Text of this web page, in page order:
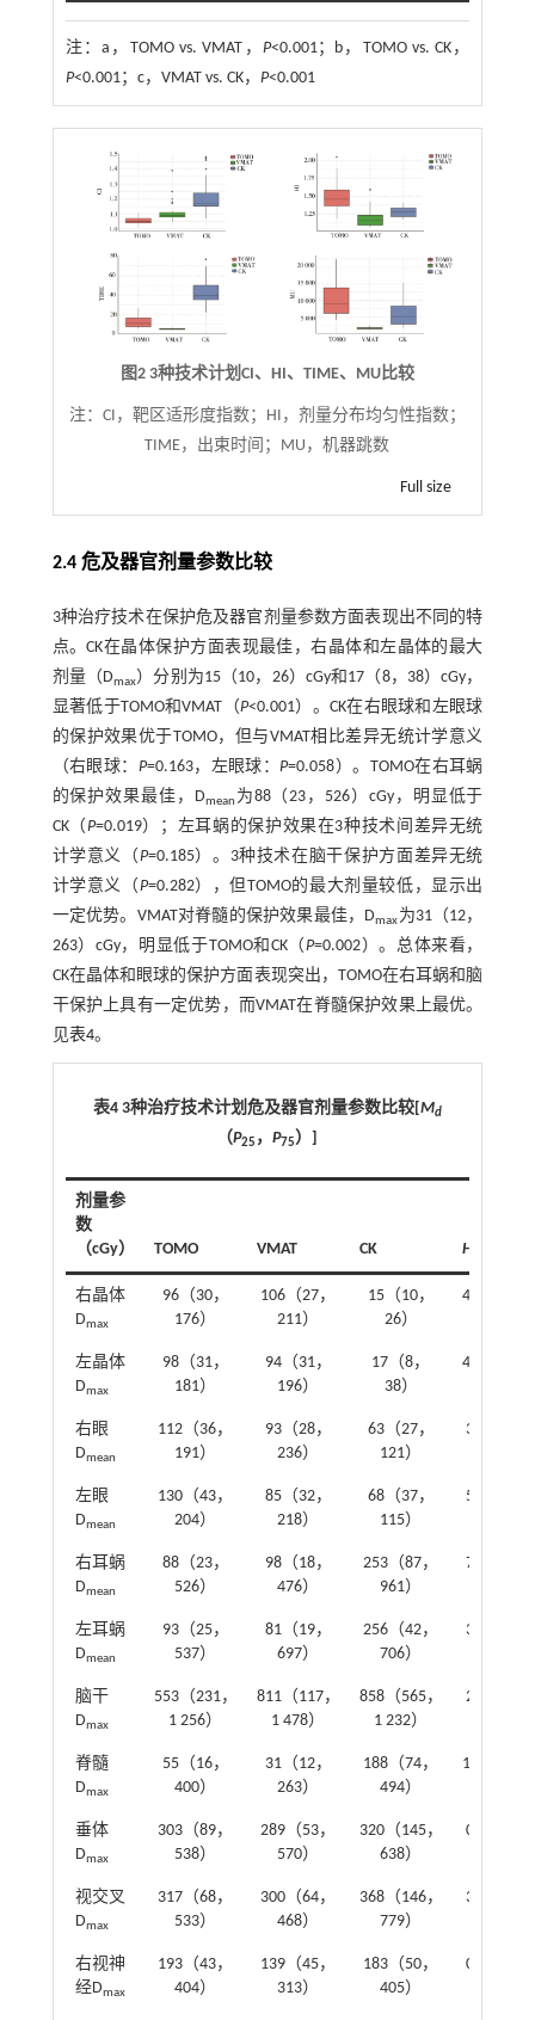
注：a，TOMO vs. VMAT， P<0.001；b，TOMO vs. CK，
P<0.001；c，VMAT vs. CK， P<0.001
图2 3种技术计划CI、HI、TIME、MU比较
注： CI，靶区适形度指数；HI，剂量分布均匀性指数；
TIME，出束时间；MU，机器跳数
Full size
2.4 危及器官剂量参数比较
3种治疗技术在保护危及器官剂量参数方面表现出不同的特
点。CK在晶体保护方面表现最佳，右晶体和左晶体的最大
剂量（Dmax）分别为15（10，26）cGy和17（8，38）cGy，
显著低于TOMO和VMAT（P<0.001）。CK在右眼球和左眼球
的保护效果优于TOMO，但与VMAT相比差异无统计学意义
（右眼球： P=0.163，左眼球：P=0.058）。TOMO在右耳蜗
的保护效果最佳，Dmean 为88（23，526）cGy，明显低于
CK（ P=0.019）；左耳蜗的保护效果在3种技术间差异无统
计学意义（ P=0.185）。3种技术在脑干保护方面差异无统
计学意义（ P=0.282），但TOMO的最大剂量较低，显示出
一定优势。VMAT对脊髓的保护效果最佳，Dmax为31（12，
263）cGy，明显低于TOMO和CK（P=0.002）。总体来看，
CK在晶体和眼球的保护方面表现突出，TOMO在右耳蜗和脑
干保护上具有一定优势，而VMAT在脊髓保护效果上最优。
见表4。
表4 3种治疗技术计划危及器官剂量参数比较[Md
（P25 ，P75）]
剂量参
数
（cGy）
TOMO VMAT CK H
右晶体
Dmax
96（30，
176）
106（27，
211）
15（10，
26）
45.11
左晶体
Dmax
98（31，
181）
94（31，
196）
17（8，
38）
40.72
右眼
Dmean
112（36，
191）
93（28，
236）
63（27，
121）
3.63
左眼
Dmean
130（43，
204）
85（32，
218）
68（37，
115）
5.71
右耳蜗
Dmean
88（23，
526）
98（18，
476）
253（87，
961）
7.92
左耳蜗
Dmean
93（25，
537）
81（19，
697）
256（42，
706）
3.38
脑干
Dmax
553（231，
1 256）
811（117，
1 478）
858（565，
1 232）
2.53
脊髓
Dmax
55（16，
400）
31（12，
263）
188（74，
494）
12.95
垂体
Dmax
303（89，
538）
289（53，
570）
320（145，
638）
0.74
视交叉
Dmax
317（68，
533）
300（64，
468）
368（146，
779）
3.06
右视神
经Dmax
193（43，
404）
139（45，
313）
183（50，
405）
0.55